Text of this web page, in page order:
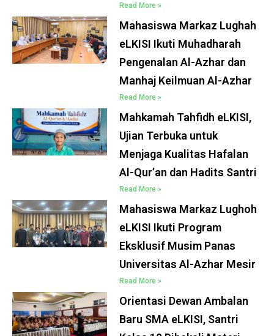
Read More »
Mahasiswa Markaz Lughah
eLKISI Ikuti Muhadharah
Pengenalan Al-Azhar dan
Manhaj Keilmuan Al-Azhar
Read More »
Mahkamah Tahfidh eLKISI,
Ujian Terbuka untuk
Menjaga Kualitas Hafalan
Al-Qur’an dan Hadits Santri
Read More »
Mahasiswa Markaz Lughoh
eLKISI Ikuti Program
Eksklusif Musim Panas
Universitas Al-Azhar Mesir
Read More »
Orientasi Dewan Ambalan
Baru SMA eLKISI, Santri